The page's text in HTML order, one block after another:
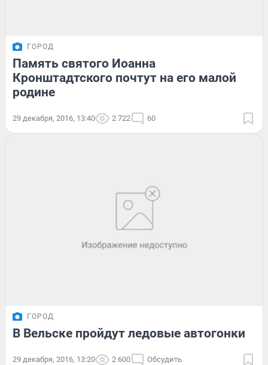
ГОРОД
Память святого Иоанна
Кронштадтского почтут на его малой
родине
29 декабря, 2016, 13:40 2 722 60
ГОРОД
В Вельске пройдут ледовые автогонки
29 декабря, 2016, 13:20 2 600 Обсудить